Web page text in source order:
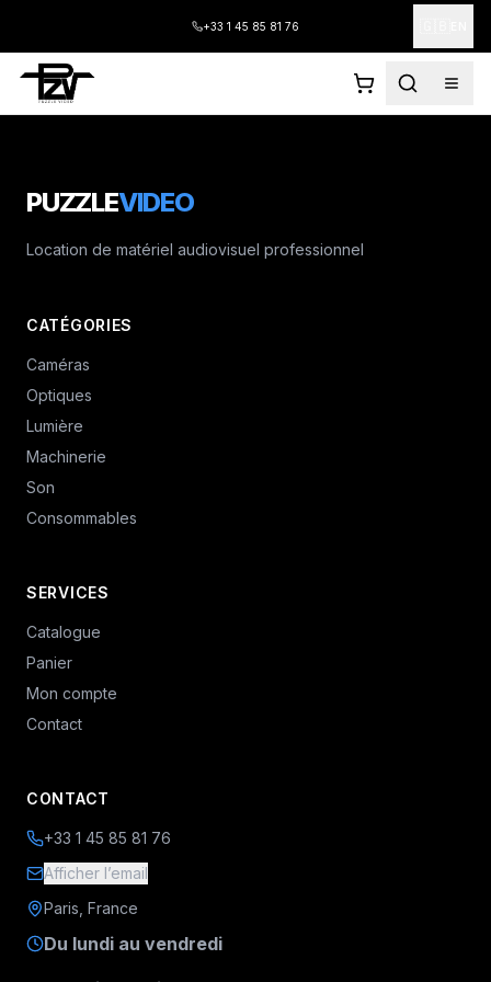
+33 1 45 85 81 76
PUZZLEVIDEO
Location de matériel audiovisuel professionnel
CATÉGORIES
Caméras
Optiques
Lumière
Machinerie
Son
Consommables
SERVICES
Catalogue
Panier
Mon compte
Contact
CONTACT
+33 1 45 85 81 76
Afficher l’email
Paris, France
Du lundi au vendredi